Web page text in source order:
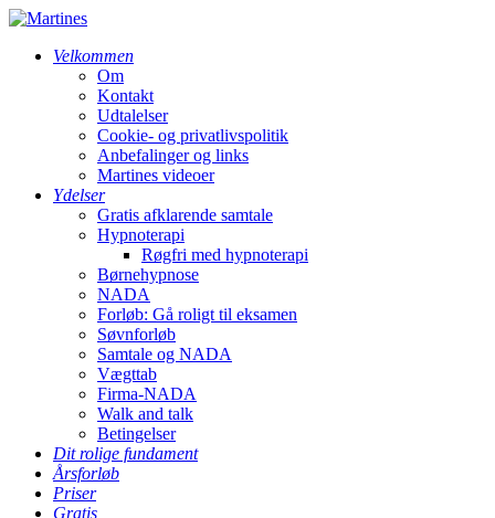
Velkommen
Om
Kontakt
Udtalelser
Cookie- og privatlivspolitik
Anbefalinger og links
Martines videoer
Ydelser
Gratis afklarende samtale
Hypnoterapi
Røgfri med hypnoterapi
Børnehypnose
NADA
Forløb: Gå roligt til eksamen
Søvnforløb
Samtale og NADA
Vægttab
Firma-NADA
Walk and talk
Betingelser
Dit rolige fundament
Årsforløb
Priser
Gratis